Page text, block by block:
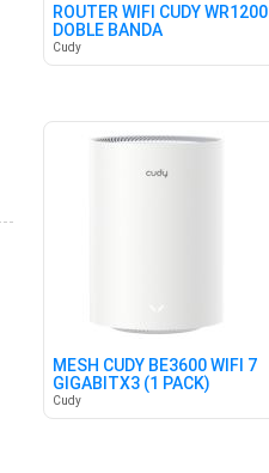
ROUTER WIFI CUDY WR1200
DOBLE BANDA
Cudy
MESH CUDY BE3600 WIFI 7
GIGABITX3 (1 PACK)
Cudy